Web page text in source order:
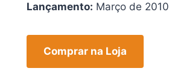
Lançamento: Março de 2010
Comprar na Loja